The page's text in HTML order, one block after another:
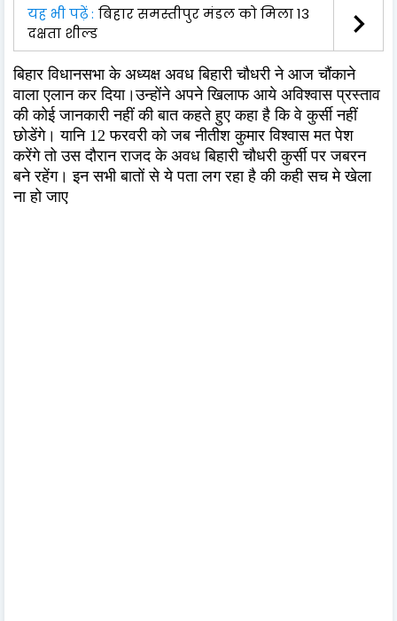
यह भी पढ़ें : बिहार समस्तीपुर मंडल को मिला 13
दक्षता शील्ड
बिहार विधानसभा के अध्यक्ष अवध बिहारी चौधरी ने आज चौंकाने
वाला एलान कर दिया।उन्होंने अपने खिलाफ आये अविश्वास प्रस्ताव
की कोई जानकारी नहीं की बात कहते हुए कहा है कि वे कुर्सी नहीं
छोडेंगे। यानि 12 फरवरी को जब नीतीश कुमार विश्वास मत पेश
करेंगे तो उस दौरान राजद के अवध बिहारी चौधरी कुर्सी पर जबरन
बने रहेंग। इन सभी बातों से ये पता लग रहा है की कही सच मे खेला
ना हो जाए